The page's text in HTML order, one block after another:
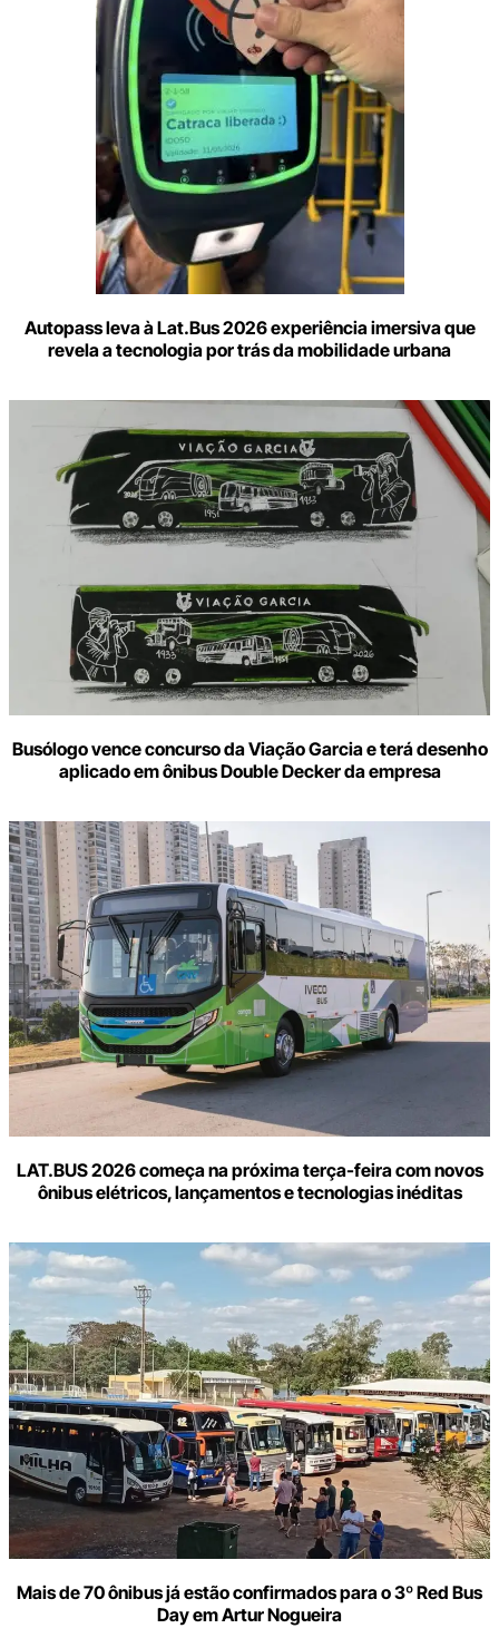
Autopass leva à Lat.Bus 2026 experiência imersiva que
revela a tecnologia por trás da mobilidade urbana
Busólogo vence concurso da Viação Garcia e terá desenho
aplicado em ônibus Double Decker da empresa
LAT.BUS 2026 começa na próxima terça-feira com novos
ônibus elétricos, lançamentos e tecnologias inéditas
Mais de 70 ônibus já estão confirmados para o 3º Red Bus
Day em Artur Nogueira